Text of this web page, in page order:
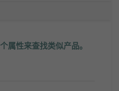
属性来查找类似产品。